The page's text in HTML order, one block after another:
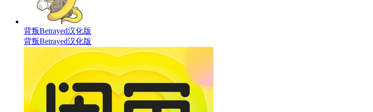
背叛Betrayed汉化版
背叛Betrayed汉化版